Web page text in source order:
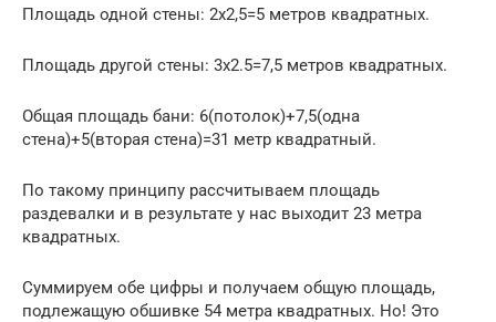
Площадь одной стены: 2х2,5=5 метров квадратных.
Площадь другой стены: 3х2.5=7,5 метров квадратных.
Общая площадь бани: 6(потолок)+7,5(одна
стена)+5(вторая стена)=31 метр квадратный.
По такому принципу рассчитываем площадь
раздевалки и в результате у нас выходит 23 метра
квадратных.
Суммируем обе цифры и получаем общую площадь,
подлежащую обшивке 54 метра квадратных. Но! Это